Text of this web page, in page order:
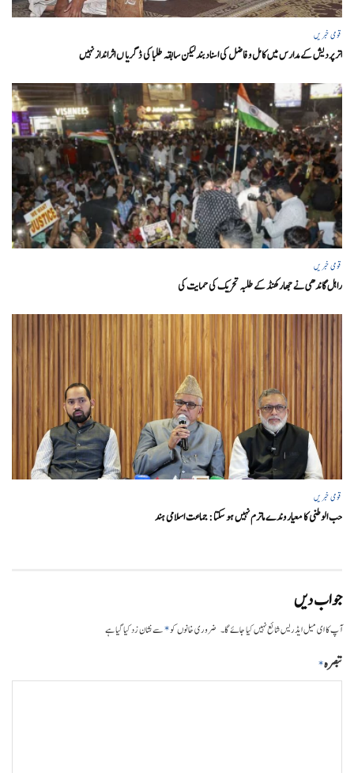
قومی خبریں
اتر پردیش کےمدارس میں کامل و فاضل کی اسناد بند لیکن سابقہ طلبا کی ڈگریا ں اثرانداز نہیں
قومی خبریں
راہل گاندھی نے جھارکھنڈ کے طلبہ تحریک کی حمایت کی
قومی خبریں
حب الوطنی کا معیار وندے ماترم نہیں ہو سکتا : جماعت اسلامی ہند
جواب دیں
آپ کا ای میل ایڈریس شائع نہیں کیا جائے گا۔ ضروری خانوں کو*سے نشان زد کیا گیا ہے
تبصرہ*